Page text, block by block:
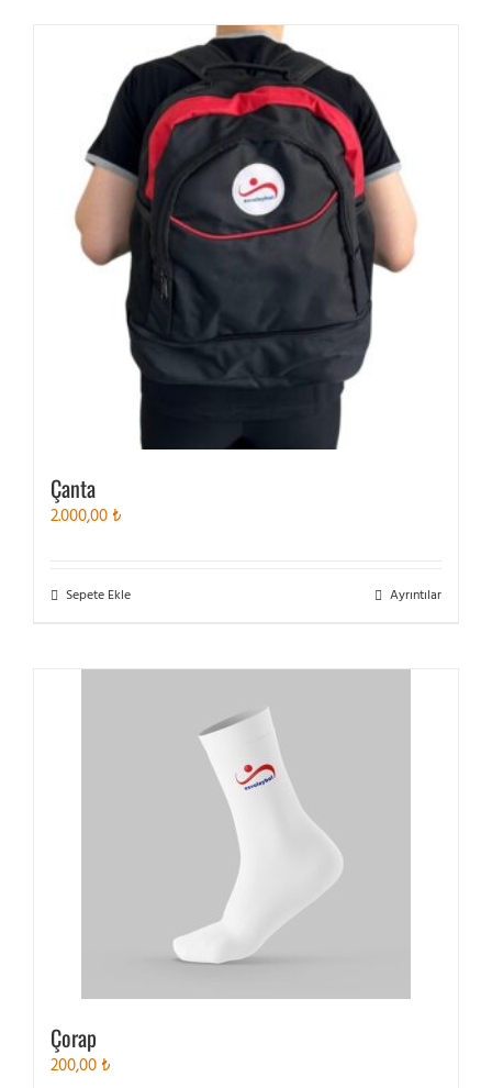
Çanta
2.000,00 ₺
Sepete Ekle Ayrıntılar
Çorap
200,00 ₺